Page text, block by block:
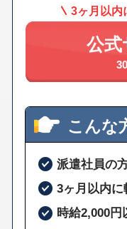
3ヶ月以内
公式
こんな
派遣社員の
3ヶ月以内
時給2,000円